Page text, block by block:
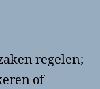
regelen;
of